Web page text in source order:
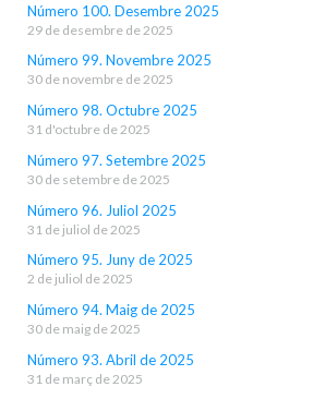
Número 100. Desembre 2025
29 de desembre de 2025
Número 99. Novembre 2025
30 de novembre de 2025
Número 98. Octubre 2025
31 d'octubre de 2025
Número 97. Setembre 2025
30 de setembre de 2025
Número 96. Juliol 2025
31 de juliol de 2025
Número 95. Juny de 2025
2 de juliol de 2025
Número 94. Maig de 2025
30 de maig de 2025
Número 93. Abril de 2025
31 de març de 2025